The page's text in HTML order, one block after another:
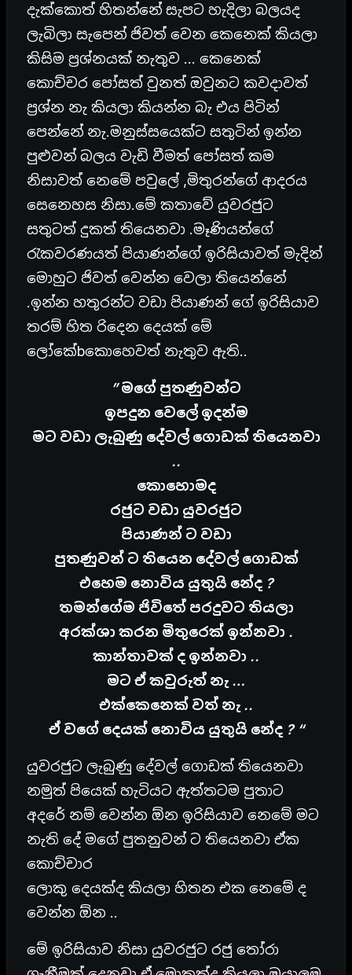
දැක්කොත් හිතන්නේ සැපට හැදිලා බලයද
ලැබිලා සැපෙන් ජිවත් වෙන කෙනෙක් කියලා
කිසිම ප්‍රශ්නයක් නැතුව … කෙනෙක්
කොච්චර පෝසත් වුනත් ඔවුනට කවදාවත්
ප්‍රශ්න නැ කියලා කියන්න බැ එය පිටින්
පෙන්නේ නැ.මනුස්සයෙක්ට සතුටින් ඉන්න
පුළුවන් බලය වැඩි වීමත් පෝසත් කම
නිසාවත් නෙමේ පවුලේ ,මිතුරන්ගේ ආදරය
සෙනෙහස නිසා.මේ කතාවේ යුවරජුට
සතුටත් දුකත් තියෙනවා .මෑණියන්ගේ
රැකවරණයත් පියාණන්ගේ ඉරිසියාවත් මැදින්
මොහුට ජිවත් වෙන්න වෙලා තියෙන්නේ
.ඉන්න හතුරන්ට වඩා පියාණන් ගේ ඉරිසියාව
තරම් හිත රිදෙන දෙයක් මේ
ලෝකේbකොහෙවත් නැතුව ඇති..
” මගේ පුතණුවන්ට
ඉපදුන වෙලේ ඉදන්ම
මට වඩා ලැබුණු දේවල් ගොඩක් තියෙනවා
..
කොහොමද
රජුට වඩා යුවරජුට
පියාණන් ට වඩා
පුතණුවන් ට තියෙන දේවල් ගොඩක්
එහෙම නොවිය යුතුයි නේද ?
තමන්ගේම ජිවිතේ පරදුවට තියලා
අරක්ශා කරන මිතුරෙක් ඉන්නවා .
කාන්තාවක් ද ඉන්නවා ..
මට ඒ කවුරුත් නැ …
එක්කෙනෙක් වත් නැ ..
ඒ වගේ දෙයක් නොවිය යුතුයි නේද ? “
යුවරජුට ලැබුණු දේවල් ගොඩක් තියෙනවා
නමුත් පියෙක් හැටියට ඇත්තටම පුතාට
අදරේ නම් වෙන්න ඕන ඉරිසියාව නෙමේ මට
නැති දේ මගේ පුතනුවන් ට තියෙනවා ඒක
කොච්චාර
ලොකු දෙයක්ද කියලා හිතන එක නෙමේ ද
වෙන්න ඕන ..
මේ ඉරිසියාව නිසා යුවරජුට රජු තෝරා